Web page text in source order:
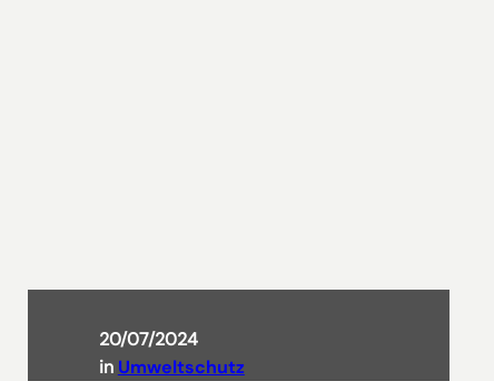
20/07/2024
in Umweltschutz